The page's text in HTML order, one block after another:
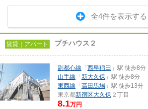
全4件を表示する
賃貸｜アパート プチハウス２
副都心線 「 西早稲田 」駅 徒歩8分
山手線 「 新大久保 」駅 徒歩8分
東西線 「 高田馬場 」駅 徒歩13分
東京都新宿区大久保 ２丁目
8.1万円